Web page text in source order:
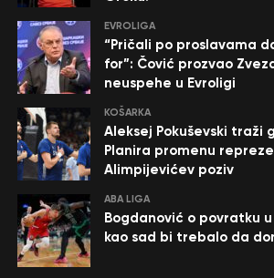
EVROLIGA
“Pričali po proslavama
for”: Čović prozvao
neuspehe u Evroligi
KOŠARKA
Aleksej Pokuševski traži
Planira promenu
Alimpijevićev poziv
ABA LIGA
Bogdanović o povratku
kao sad bi trebalo da